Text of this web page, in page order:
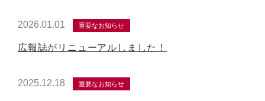
2026.01.01 重要なお知らせ
広報誌がリニューアルしました！
2025.12.18 重要なお知らせ